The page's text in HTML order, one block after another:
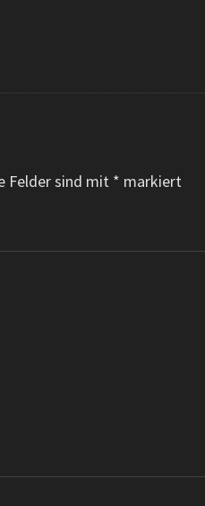
Felder sind mit * markiert